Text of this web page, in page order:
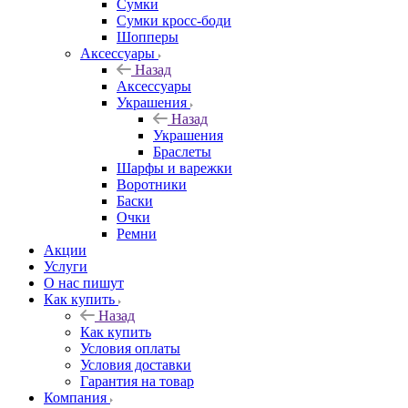
Сумки
Сумки кросс-боди
Шопперы
Аксессуары
Назад
Аксессуары
Украшения
Назад
Украшения
Браслеты
Шарфы и варежки
Воротники
Баски
Очки
Ремни
Акции
Услуги
О нас пишут
Как купить
Назад
Как купить
Условия оплаты
Условия доставки
Гарантия на товар
Компания